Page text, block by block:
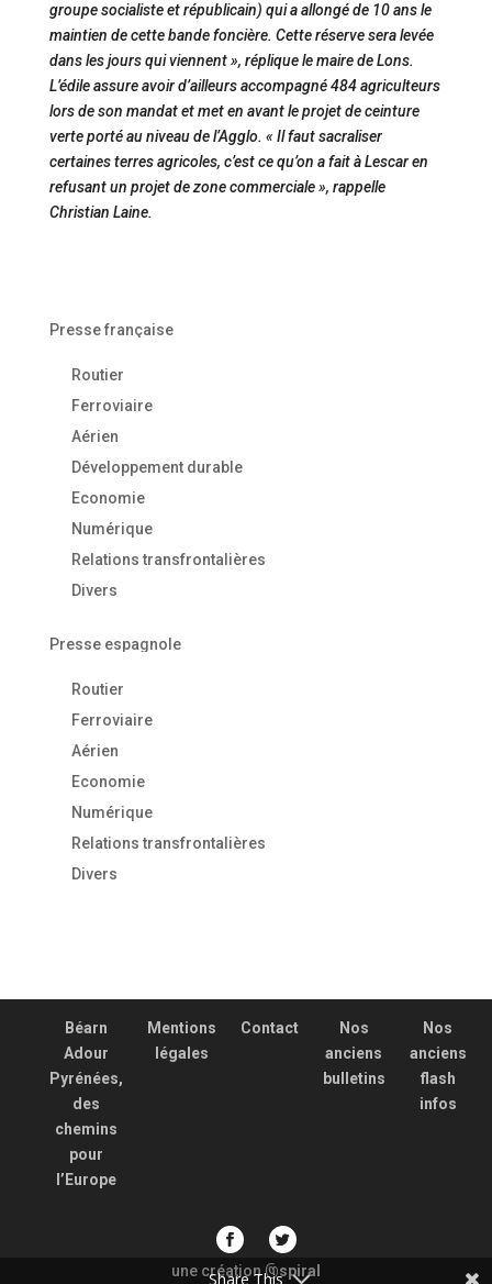
groupe socialiste et républicain) qui a allongé de 10 ans le
maintien de cette bande foncière. Cette réserve sera levée
dans les jours qui viennent », réplique le maire de Lons.
L’édile assure avoir d’ailleurs accompagné 484 agriculteurs
lors de son mandat et met en avant le projet de ceinture
verte porté au niveau de l’Agglo. « Il faut sacraliser
certaines terres agricoles, c’est ce qu’on a fait à Lescar en
refusant un projet de zone commerciale », rappelle
Christian Laine.
Presse française
Routier
Ferroviaire
Aérien
Développement durable
Economie
Numérique
Relations transfrontalières
Divers
Presse espagnole
Routier
Ferroviaire
Aérien
Economie
Numérique
Relations transfrontalières
Divers
Béarn
Adour
Pyrénées,
des
chemins
pour
l’Europe
Mentions
légales
Contact
Nos
anciens
bulletins
Nos
anciens
flash
infos
une création@spiral
Share This